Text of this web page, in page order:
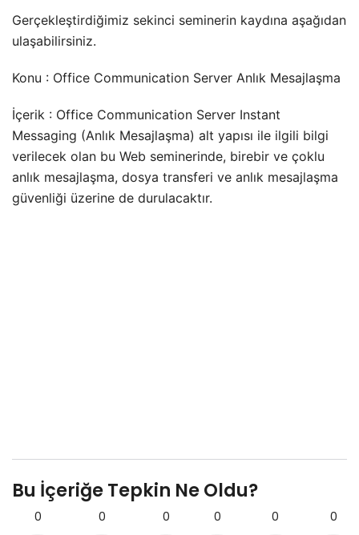
Gerçekleştirdiğimiz sekinci seminerin kaydına aşağıdan
ulaşabilirsiniz.
Konu : Office Communication Server Anlık Mesajlaşma
İçerik : Office Communication Server Instant
Messaging (Anlık Mesajlaşma) alt yapısı ile ilgili bilgi
verilecek olan bu Web seminerinde, birebir ve çoklu
anlık mesajlaşma, dosya transferi ve anlık mesajlaşma
güvenliği üzerine de durulacaktır.
Bu İçeriğe Tepkin Ne Oldu?
0 0 0 0 0 0